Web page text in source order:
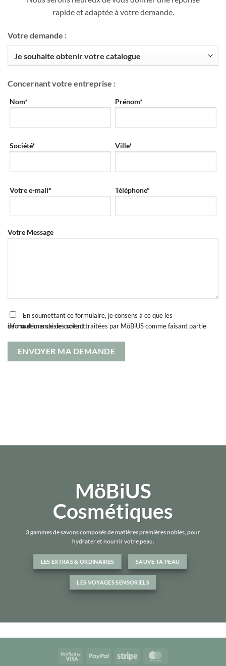
rapide et adaptée à votre demande.
Votre demande :
Concernant votre entreprise :
Nom* Prénom*
Société* Ville*
Votre e-mail* Téléphone*
Votre Message
En soumettant ce formulaire, je consens à ce que les
informations saisies soient traitées par MöBiUS comme faisant partie de ma demande de contact.
MöBiUS
Cosmétiques
3 gammes de savons composés de matières premières nobles, pour
hydrater et nourrir votre peau.
LES EXTRAS & ORDINAIRES SAUVE TA PEAU
LES VOYAGES SENSORIELS
Visa
PayPal Stripe